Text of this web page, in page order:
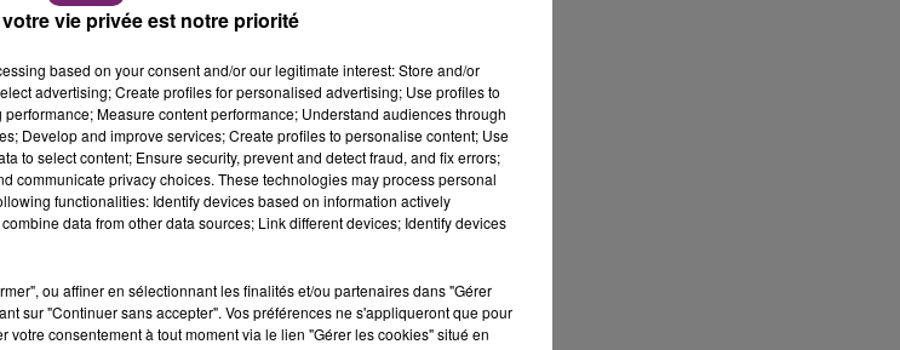
les enfants (de 6 à 16 ans). Il est
:saloninternationalduchat.com.
Trois rings par jours, chatons,
Des concours permettent
l’opportunité pour les
passionné.
vie privée est notre priorité
based on your consent and/or our legitimate interest: Store and/or
advertising; Create profiles for personalised advertising; Use profiles to
Measure content performance; Understand audiences through
Develop and improve services; Create profiles to personalise content; Use
to select content; Ensure security, prevent and detect fraud, and fix errors;
communicate privacy choices. These technologies may process personal
functionalities: Identify devices based on information actively
data from other data sources; Link different devices; Identify devices
ou affiner en sélectionnant les finalités et/ou partenaires dans "Gérer
sur "Continuer sans accepter". Vos préférences ne s'appliqueront que pour
votre consentement à tout moment via le lien "Gérer les cookies" situé en